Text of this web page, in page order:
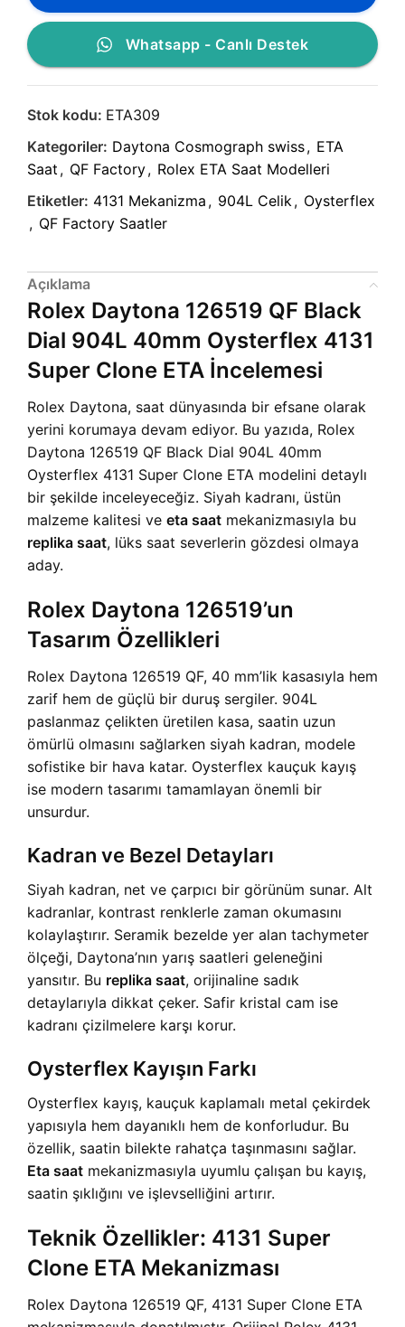
Whatsapp - Canlı Destek
Stok kodu: ETA309
Kategoriler: Daytona Cosmograph swiss, ETA
Saat , QF Factory, Rolex ETA Saat Modelleri
Etiketler: 4131 Mekanizma , 904L Celik, Oysterflex
, QF Factory Saatler
Açıklama
Rolex Daytona 126519 QF Black
Dial 904L 40mm Oysterflex 4131
Super Clone ETA İncelemesi
Rolex Daytona, saat dünyasında bir efsane olarak
yerini korumaya devam ediyor. Bu yazıda, Rolex
Daytona 126519 QF Black Dial 904L 40mm
Oysterflex 4131 Super Clone ETA modelini detaylı
bir şekilde inceleyeceğiz. Siyah kadranı, üstün
malzeme kalitesi ve eta saat mekanizmasıyla bu
replika saat, lüks saat severlerin gözdesi olmaya
aday.
Rolex Daytona 126519’un
Tasarım Özellikleri
Rolex Daytona 126519 QF, 40 mm’lik kasasıyla hem
zarif hem de güçlü bir duruş sergiler. 904L
paslanmaz çelikten üretilen kasa, saatin uzun
ömürlü olmasını sağlarken siyah kadran, modele
sofistike bir hava katar. Oysterflex kauçuk kayış
ise modern tasarımı tamamlayan önemli bir
unsurdur.
Kadran ve Bezel Detayları
Siyah kadran, net ve çarpıcı bir görünüm sunar. Alt
kadranlar, kontrast renklerle zaman okumasını
kolaylaştırır. Seramik bezelde yer alan tachymeter
ölçeği, Daytona’nın yarış saatleri geleneğini
yansıtır. Bu replika saat, orijinaline sadık
detaylarıyla dikkat çeker. Safir kristal cam ise
kadranı çizilmelere karşı korur.
Oysterflex Kayışın Farkı
Oysterflex kayış, kauçuk kaplamalı metal çekirdek
yapısıyla hem dayanıklı hem de konforludur. Bu
özellik, saatin bilekte rahatça taşınmasını sağlar.
Eta saat mekanizmasıyla uyumlu çalışan bu kayış,
saatin şıklığını ve işlevselliğini artırır.
Teknik Özellikler: 4131 Super
Clone ETA Mekanizması
Rolex Daytona 126519 QF, 4131 Super Clone ETA